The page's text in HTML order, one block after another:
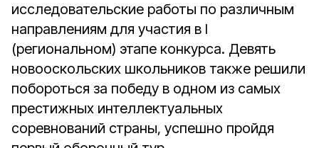
исследовательские работы по различным
направлениям для участия в I
(региональном) этапе конкурса. Девять
новооскольских школьников также решили
побороться за победу в одном из самых
престижных интеллектуальных
соревнований страны, успешно пройдя